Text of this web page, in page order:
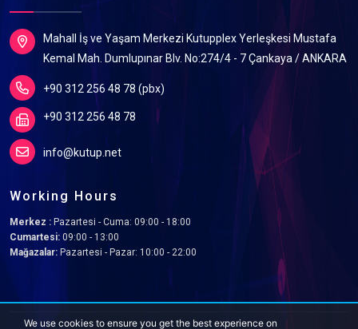
Mahall İş ve Yaşam Merkezi Kutupplex Yerleşkesi Mustafa
Kemal Mah. Dumlupınar Blv. No:274/4 - 7 Çankaya / ANKARA
+90 312 256 48 78 (pbx)
+90 312 256 48 78
info@kutup.net
Working Hours
Merkez : Pazartesi - Cuma: 09:00 - 18:00
Cumartesi: 09:00 - 13:00
Mağazalar: Pazartesi - Pazar: 10:00 - 22:00
We use cookies to ensure you get the best experience on